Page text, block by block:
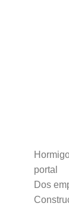
portal
Dos